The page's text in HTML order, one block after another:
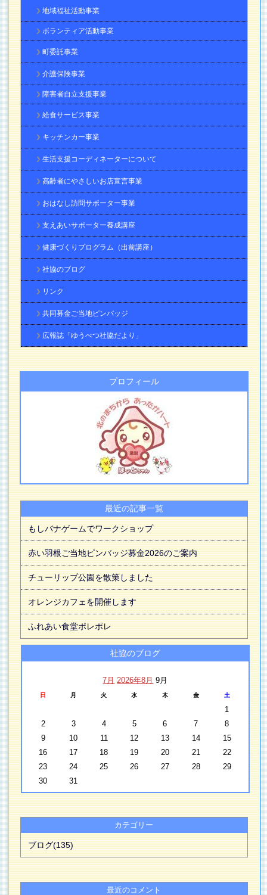
地域福祉活動事業
ボランティア活動事業
町委託事業
介護保険事業
障害者自立支援事業
給食サービス事業
キッチンカー事業
生活支援コーディネーターについて
高齢者にやさしいお店宣言事業
おはなし訪問サポーター事業
支えあいサポーター養成講座
健康づくりプログラム（出前講座）
社協のブログ
リンク
共同募金ご当地ピンバッジ
広報誌「ゆうべつ社協だより」
プロフィール
最近の記事一覧
もしバナゲームでワークショップ
赤い羽根ご当地ピンバッジ募金2026のご案内
チューリップ公園を散策しました
オレンジカフェを開催します
ふれあい食堂ポレポレ
社協のブログ
7月 2026年8月 9月
日 月 火 水 木 金 土
1
2
3 4 5 6 7
8
9
10 11 12 13 14
15
16
17 18 19 20 21
22
23
24 25 26 27 28
29
30
31
カテゴリー
ブログ(135)
最近のコメント